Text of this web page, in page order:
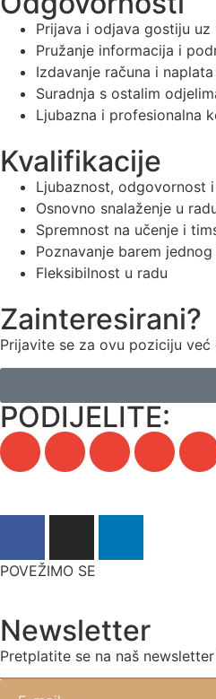
Prijava i odjava gostiju
Pružanje informacija i
Izdavanje računa i
Suradnja s ostalim
Ljubazna i profesionalna
Kvalifikacije
Ljubaznost, odgovornost
Osnovno snalaženje u
Spremnost na učenje i
Poznavanje barem
Fleksibilnost u radu
Zainteresirani?
Prijavite se za ovu poziciju već
PODIJELITE:
POVEŽIMO SE
Newsletter
Pretplatite se na naš